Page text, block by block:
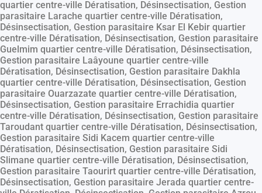
quartier centre-ville Dératisation, Désinsectisation, Gestion
parasitaire Larache quartier centre-ville Dératisation,
Désinsectisation, Gestion parasitaire Ksar El Kebir quartier
centre-ville Dératisation, Désinsectisation, Gestion parasitaire
Guelmim quartier centre-ville Dératisation, Désinsectisation,
Gestion parasitaire Laâyoune quartier centre-ville
Dératisation, Désinsectisation, Gestion parasitaire Dakhla
quartier centre-ville Dératisation, Désinsectisation, Gestion
parasitaire Ouarzazate quartier centre-ville Dératisation,
Désinsectisation, Gestion parasitaire Errachidia quartier
centre-ville Dératisation, Désinsectisation, Gestion parasitaire
Taroudant quartier centre-ville Dératisation, Désinsectisation,
Gestion parasitaire Sidi Kacem quartier centre-ville
Dératisation, Désinsectisation, Gestion parasitaire Sidi
Slimane quartier centre-ville Dératisation, Désinsectisation,
Gestion parasitaire Taourirt quartier centre-ville Dératisation,
Désinsectisation, Gestion parasitaire Jerada quartier centre-